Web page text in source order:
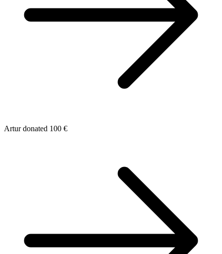
Artur donated 100 €